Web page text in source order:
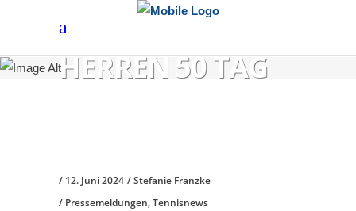
HERREN 50 TAG
12. Juni 2024
Stefanie Franzke
Pressemeldungen,Tennisnews